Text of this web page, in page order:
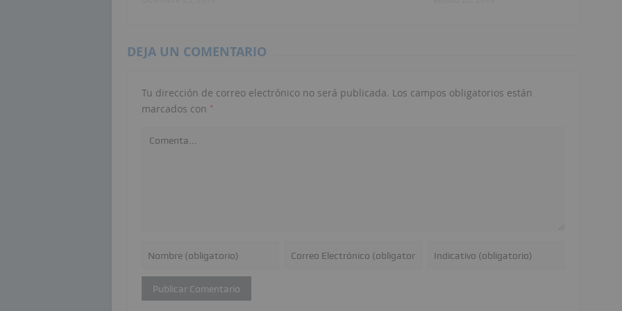
DEJA UN COMENTARIO
Tu dirección de correo electrónico no será publicada. Los campos obligatorios están
marcados con *